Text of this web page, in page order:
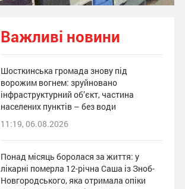
Важливі новини
Шосткинська громада знову під
ворожим вогнем: зруйновано
інфраструктурний об’єкт, частина
населених пунктів – без води
11:19, 06.08.2026
Понад місяць боролася за життя: у
лікарні померла 12-річна Саша із Зноб-
Новгородського, яка отримала опіки